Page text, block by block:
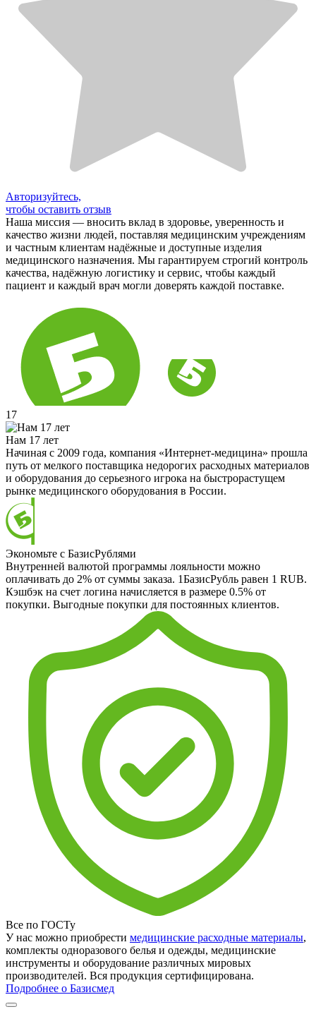
Авторизуйтесь,
чтобы оставить отзыв
Наша миссия — вносить вклад в здоровье, уверенность и
качество жизни людей, поставляя медицинским учреждениям
и частным клиентам надёжные и доступные изделия
медицинского назначения. Мы гарантируем строгий контроль
качества, надёжную логистику и сервис, чтобы каждый
пациент и каждый врач могли доверять каждой поставке.
17
Нам 17 лет
Начиная с 2009 года, компания «Интернет-медицина» прошла
путь от мелкого поставщика недорогих расходных материалов
и оборудования до серьезного игрока на быстрорастущем
рынке медицинского оборудования в России.
Экономьте с БазисРублями
Внутренней валютой программы лояльности можно
оплачивать до 2% от суммы заказа. 1БазисРубль равен 1 RUB.
Кэшбэк на счет логина начисляется в размере 0.5% от
покупки. Выгодные покупки для постоянных клиентов.
Все по ГОСТу
У нас можно приобрести медицинские расходные материалы,
комплекты одноразового белья и одежды, медицинские
инструменты и оборудование различных мировых
производителей. Вся продукция сертифицирована.
Подробнее о Базисмед